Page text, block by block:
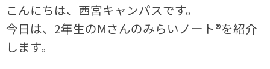
こんにちは、西宮キャンパスです。
今日は、2年生のMさんのみらいノート®を紹介
します。